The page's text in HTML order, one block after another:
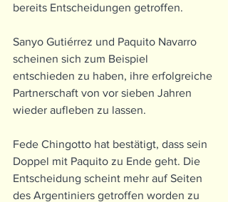
bereits Entscheidungen getroffen.
Sanyo Gutiérrez und Paquito Navarro
scheinen sich zum Beispiel
entschieden zu haben, ihre erfolgreiche
Partnerschaft von vor sieben Jahren
wieder aufleben zu lassen.
Fede Chingotto hat bestätigt, dass sein
Doppel mit Paquito zu Ende geht. Die
Entscheidung scheint mehr auf Seiten
des Argentiniers getroffen worden zu